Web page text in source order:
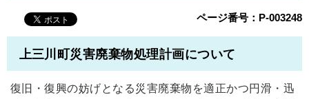
ページ番号：P-003248
上三川町災害廃棄物処理計画について
復旧・復興の妨げとなる災害廃棄物を適正かつ円滑・迅